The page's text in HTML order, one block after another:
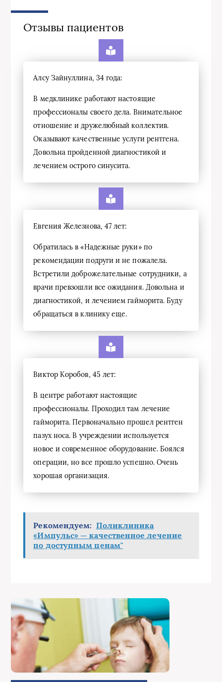
Отзывы пациентов
Алсу Зайнуллина, 34 года:
В медклинике работают настоящие
профессионалы своего дела. Внимательное
отношение и дружелюбный коллектив.
Оказывают качественные услуги рентгена.
Довольна пройденной диагностикой и
лечением острого синусита.
Евгения Железнова, 47 лет:
Обратилась в «Надежные руки» по
рекомендации подруги и не пожалела.
Встретили доброжелательные сотрудники, а
врачи превзошли все ожидания. Довольна и
диагностикой, и лечением гайморита. Буду
обращаться в клинику еще.
Виктор Коробов, 45 лет:
В центре работают настоящие
профессионалы. Проходил там лечение
гайморита. Первоначально прошел рентген
пазух носа. В учреждении используется
новое и современное оборудование. Боялся
операции, но все прошло успешно. Очень
хорошая организация.
Рекомендуем: Поликлиника
«Импульс» — качественное лечение
по доступным ценам"